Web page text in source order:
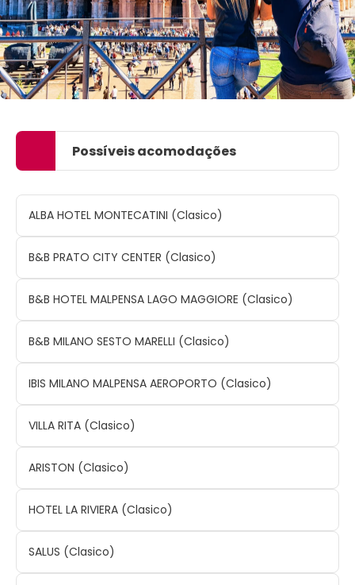
Possíveis acomodações
ALBA HOTEL MONTECATINI (Clasico)
B&B PRATO CITY CENTER (Clasico)
B&B HOTEL MALPENSA LAGO MAGGIORE (Clasico)
B&B MILANO SESTO MARELLI (Clasico)
IBIS MILANO MALPENSA AEROPORTO (Clasico)
VILLA RITA (Clasico)
ARISTON (Clasico)
HOTEL LA RIVIERA (Clasico)
SALUS (Clasico)